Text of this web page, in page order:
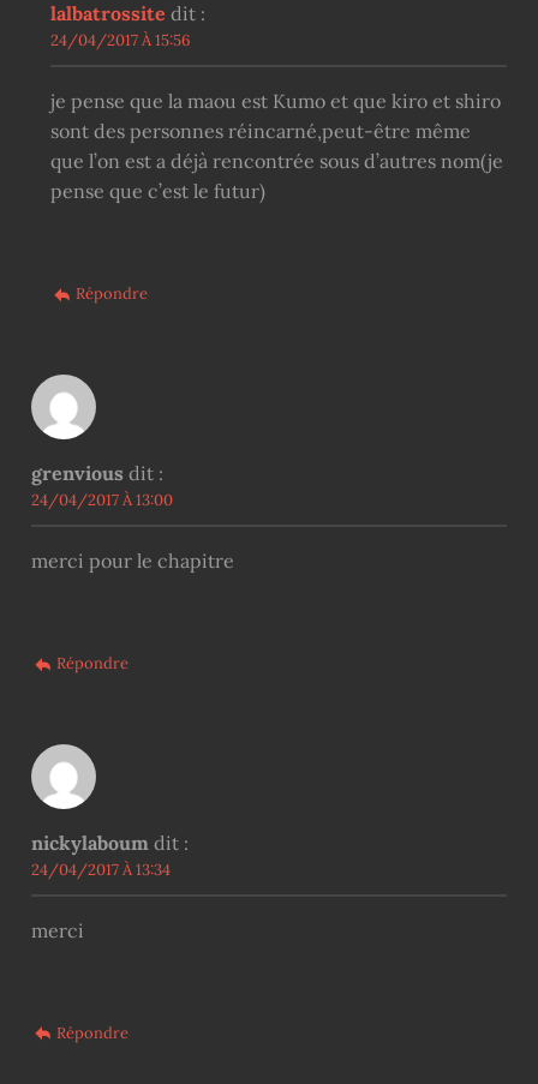
lalbatrossite dit :
24/04/2017 À 15:56
je pense que la maou est Kumo et que kiro et shiro
sont des personnes réincarné,peut-être même
que l’on est a déjà rencontrée sous d’autres nom(je
pense que c’est le futur)
Répondre
grenvious dit :
24/04/2017 À 13:00
merci pour le chapitre
Répondre
nickylaboum dit :
24/04/2017 À 13:34
merci
Répondre